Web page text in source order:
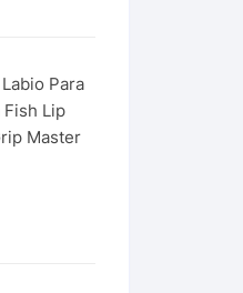
Para
Lip
Master